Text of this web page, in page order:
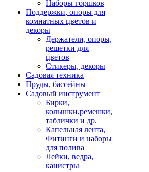
Наборы горшков
Поддержки, опоры для
комнатных цветов и
декоры
Держатели, опоры,
решетки для
цветов
Стикеры, декоры
Садовая техника
Пруды, бассейны
Садовый инструмент
Бирки,
колышки,ремешки,
таблички и др.
Капельная лента,
Фитинги и наборы
для полива
Лейки, ведра,
канистры